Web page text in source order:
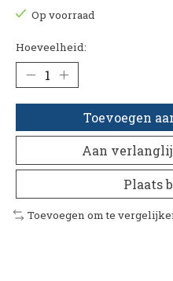
Op voorraad
Hoeveelheid:
Toevoegen
Aan
Plaats
Toevoegen om te